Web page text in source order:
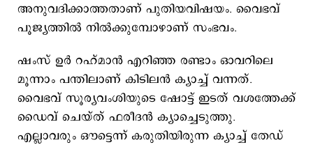
അനുവദിക്കാത്തതാണ് പുതിയവിഷയം. വൈഭവ്
പൂജ്യത്തില്‍ നില്‍ക്കുമ്പോഴാണ് സംഭവം.
ഷംസ് ഉർ റഹ്മാൻ എറിഞ്ഞ രണ്ടാം ഓവറിലെ
മൂന്നാം പന്തിലാണ് കിടിലന്‍ ക്യാച്ച് വന്നത്.
വൈഭവ് സൂര്യവംശിയുടെ ഷോട്ട് ഇടത് വശത്തേക്ക്
ഡൈവ് ചെയ്ത് ഫരീദന്‍ ക്യാച്ചെടുത്തു.
എല്ലാവരും ഔട്ടെന്ന് കരുതിയിരുന്ന ക്യാച്ച് തേഡ്